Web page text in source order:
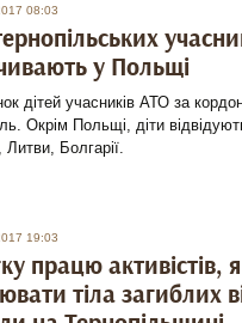
08:03
у Польщі
дітей учасників АТО за
Окрім Польщі, діти
Литви, Болгарії.
19:03
працю активістів,
тіла загиблих